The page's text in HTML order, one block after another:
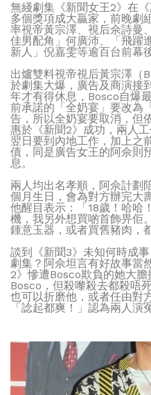
無綫劇集《新聞女王2》在
多個獎項成大贏家，前晚劇
率視帝黃宗澤、視后佘詩曼
佳男配角」何廣沛、「飛躍
新人」倪嘉雯等逾百台前幕
出爐雙料視帝視后黃宗澤（
於劇集大爆，廣告及商演接
年才有得休息，Bosco自爆
前承諾的「全奶宴」要改為
告，所以全奶宴要取消，但
惠於《新聞2》成功，兩人
翌日要到內地工作，加上之
債，同是廣告女王的阿佘則
息。
兩人均出名孝順，阿佘計劃
個月生日，會為對方辦完大
他醒目表示：「18歲！哈哈
機，我另外想買啲首飾畀佢
鍾意玉器，或者買舊豬肉，
談到《新聞3》未知何時成
劇集？阿佘坦言有好故事當
2》慘遭Bosco欺負的她大
Bosco，但殺嚟殺去都殺唔
也可以折磨他，或者任由對
「諗起都爽！」認為兩人演